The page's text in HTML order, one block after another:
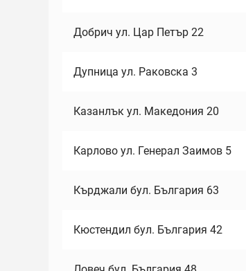
Добрич ул. Цар Петър 22
Дупница ул. Раковска 3
Казанлък ул. Македония 20
Карлово ул. Генерал Заимов 5
Кърджали бул. България 63
Кюстендил бул. България 42